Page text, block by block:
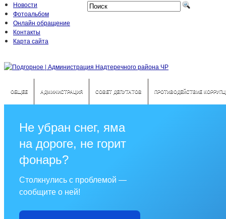
Новости
Фотоальбом
Онлайн обращение
Контакты
Карта сайта
ОБЩЕЕ АДМИНИСТРАЦИЯ СОВЕТ ДЕПУТАТОВ ПРОТИВОДЕЙСТВИЕ
Не убран снег, яма
на дороге, не горит
фонарь?
Столкнулись с проблемой —
сообщите о ней!